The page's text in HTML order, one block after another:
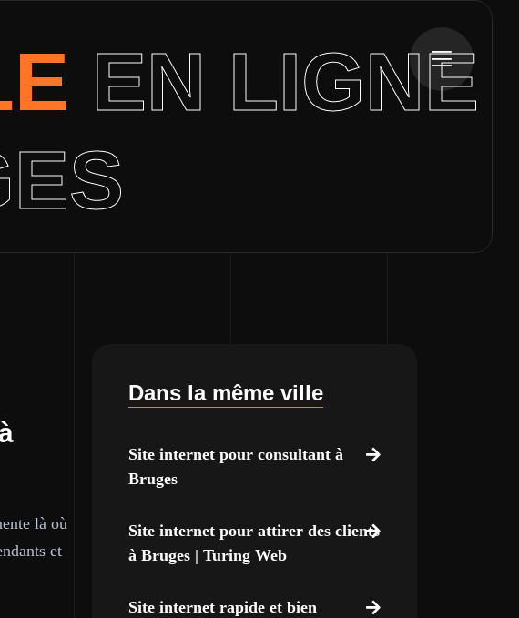
EN LIGNE
là où
et
Dans la même ville
Site internet pour consultant à
Bruges
Site internet pour attirer des clients
à Bruges | Turing Web
Site internet rapide et bien